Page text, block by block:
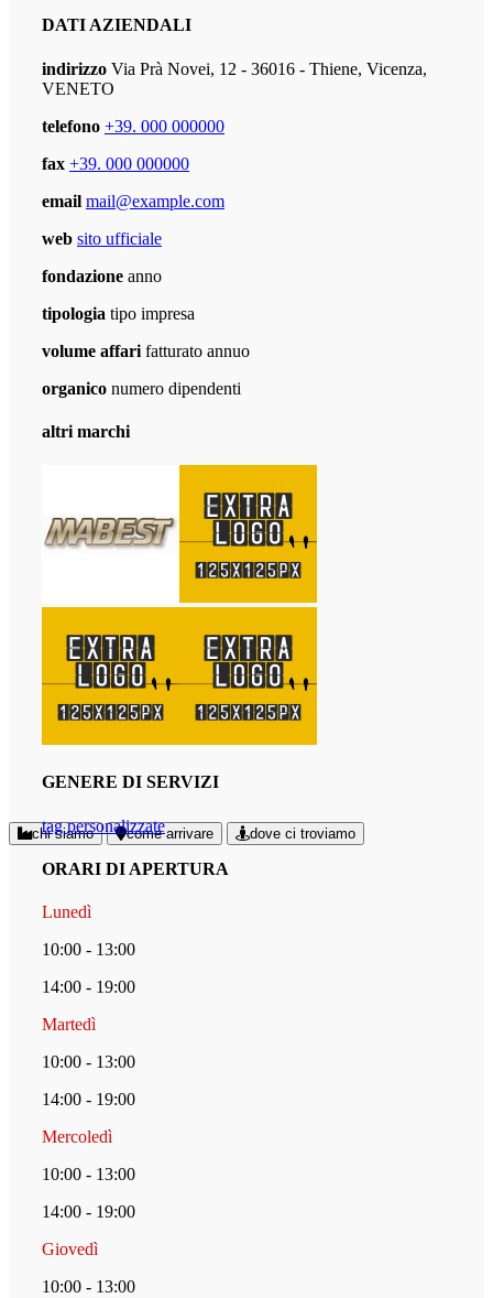
chi siamo come arrivare dove ci troviamo
DATI AZIENDALI
indirizzo Via Prà Novei, 12 - 36016 - Thiene, Vicenza,
VENETO
telefono +39. 000 000000
fax +39. 000 000000
email mail@example.com
web sito ufficiale
fondazione anno
tipologia tipo impresa
volume affari fatturato annuo
organico numero dipendenti
altri marchi
GENERE DI SERVIZI
tag personalizzate
ORARI DI APERTURA
Lunedì
10:00 - 13:00
14:00 - 19:00
Martedì
10:00 - 13:00
14:00 - 19:00
Mercoledì
10:00 - 13:00
14:00 - 19:00
Giovedì
10:00 - 13:00